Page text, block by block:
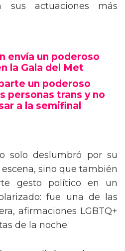
sus actuaciones más
envía un poderoso
la Gala del Met
un poderoso
personas trans y no
a la semifinal
solo deslumbró por su
sino que también
gesto político en un
fue una de las
afirmaciones LGBTQ+
de la noche.